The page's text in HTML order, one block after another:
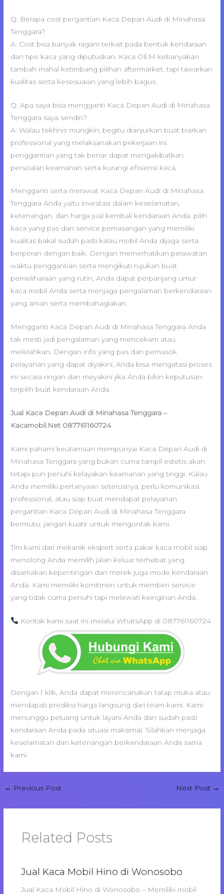
Q: Berapa cost pergantian Kaca Depan Audi di Minahasa
Tenggara?
A: Cost bisa banyak ragam terkait pada bentuk kendaraan
dan tipe kaca yang diputuskan. Kaca OEM kebanyakan
tambah mahal ketimbang pilihan aftermarket, tapi tawarkan
kualitas serta kesesuaian yang lebih bagus.
Q: Apa saya bisa mengganti Kaca Depan Audi di Minahasa
Tenggara saya sendiri?
A: Walau tekhnis mungkin, begitu dianjurkan buat biarkan
professional yang melaksanakan pekerjaan ini.
penggantian yang tak benar dapat mengakibatkan
persoalan keamanan serta kurangi efisiensi kaca.
Mengganti serta merawat Kaca Depan Audi di Minahasa
Tenggara Anda yaitu investasi dalam keselamatan,
ketenangan, dan harga jual kembali kendaraan Anda. pilih
kaca yang pas dan service pemasangan yang memiliki
kualitas bakal sudah pasti kalau mobil Anda dijaga serta
berperan dengan baik. Dengan memerhatikan perawatan
waktu penggantian serta mengikuti rujukan buat
pemeliharaan yang rutin, Anda dapat perpanjang umur
kaca mobil Anda serta menjaga pengalaman berkendaraan
yang aman serta membahagiakan.
Mengganti Kaca Depan Audi di Minahasa Tenggara Anda
tak mesti jadi pengalaman yang mencekam atau
melelahkan. Dengan info yang pas dan pemasok
pelayanan yang dapat diyakini, Anda bisa mengatasi proses
ini secara ringan dan meyakini jika Anda bikin keputusan
terpilih buat kendaraan Anda.
Jual Kaca Depan Audi di Minahasa Tenggara –
Kacamobil.Net 087761160724
Kami pahami keutamaan mempunyai Kaca Depan Audi di
Minahasa Tenggara yang bukan cuma tampil estetis akan
tetapi pun penuhi kelayakan keamanan yang tinggi. Kalau
Anda memiliki pertanyaan seterusnya, perlu komunikasi
professional, atau siap buat mendapat pelayanan
pergantian Kaca Depan Audi di Minahasa Tenggara
bermutu, jangan kuatir untuk mengontak kami.
Tim kami dari mekanik ekspert serta pakar kaca mobil siap
menolong Anda memilih jalan keluar terhebat yang
disamakan kepentingan dan merek juga mode kendaraan
Anda. Kami memiliki komitmen untuk memberi service
yang tidak cuma penuhi tapi melewati keinginan Anda.
Kontak kami saat ini melalui WhatsApp di 087761160724
Dengan 1 klik, Anda dapat merencanakan tatap muka atau
mendapati prediksi harga langsung dari team kami. Kami
menunggu peluang untuk layani Anda dan sudah pasti
kendaraan Anda pada situasi maksimal. Silahkan menjaga
keselamatan dan ketenangan berkendaraan Anda sama
kami.
← Previous Post Next Post →
Related Posts
Jual Kaca Mobil Hino di Wonosobo
Jual Kaca Mobil Hino di Wonosobo – Memiliki mobil